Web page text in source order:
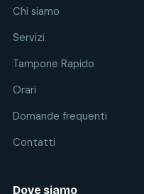
Chi siamo
Servizi
Tampone Rapido
Orari
Domande frequenti
Contatti
Dove siamo